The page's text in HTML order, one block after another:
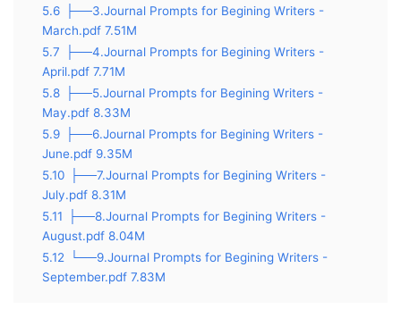
5.6
├──3.Journal Prompts for Begining Writers -
March.pdf 7.51M
5.7
├──4.Journal Prompts for Begining Writers -
April.pdf 7.71M
5.8
├──5.Journal Prompts for Begining Writers -
May.pdf 8.33M
5.9
├──6.Journal Prompts for Begining Writers -
June.pdf 9.35M
5.10
├──7.Journal Prompts for Begining Writers -
July.pdf 8.31M
5.11
├──8.Journal Prompts for Begining Writers -
August.pdf 8.04M
5.12
└──9.Journal Prompts for Begining Writers -
September.pdf 7.83M